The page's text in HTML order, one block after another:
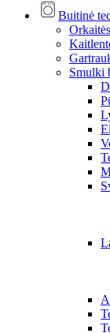
Buitinė
Orkaitės
Smulki